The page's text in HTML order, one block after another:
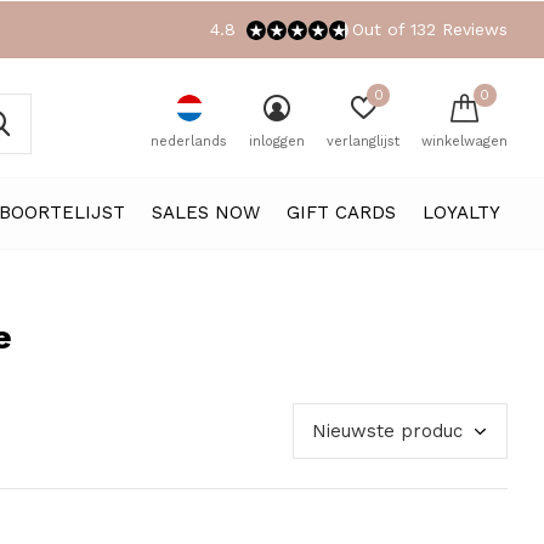
SALES NOW GIFT CARDS LOYALTY
nederlands inloggen verlanglijst
0
winkelwagen
0
4.8 Out of 132 Reviews